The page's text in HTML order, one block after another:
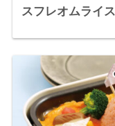
スフレオムライス